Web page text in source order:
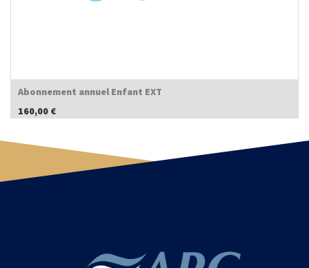
Abonnement annuel Enfant EXT
160,00 €